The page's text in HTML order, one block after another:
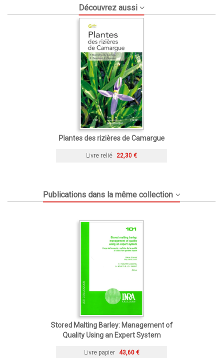
Découvrez aussi
Plantes des rizières de Camargue
Livre relié 22,30 €
Publications dans la même collection
Stored Malting Barley: Management of
Quality Using an Expert System
Livre papier 43,60 €